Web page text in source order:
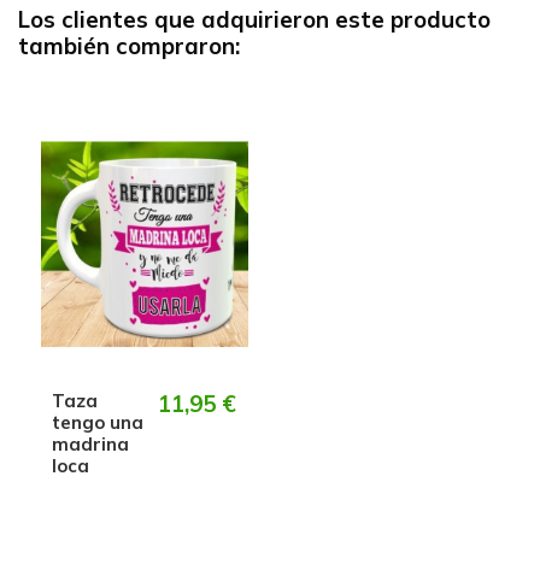
Los clientes que adquirieron este producto
también compraron:
Taza
tengo una
madrina
loca
11,95 €